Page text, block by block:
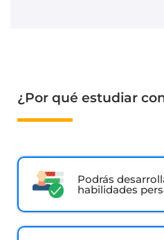
¿Por qué estudiar
Podrás
habilidades